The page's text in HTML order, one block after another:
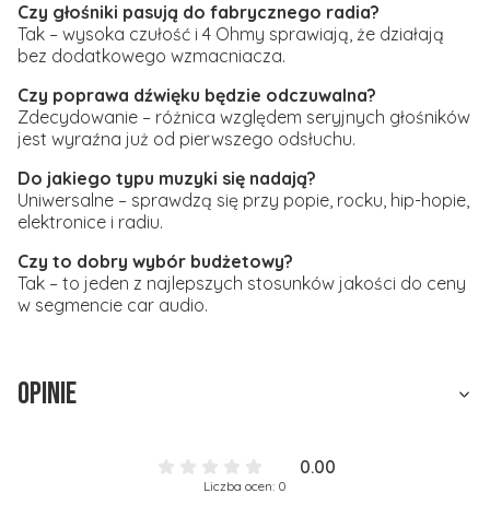
Czy głośniki pasują do fabrycznego radia?
Tak – wysoka czułość i 4 Ohmy sprawiają, że działają
bez dodatkowego wzmacniacza.
Czy poprawa dźwięku będzie odczuwalna?
Zdecydowanie – różnica względem seryjnych głośników
jest wyraźna już od pierwszego odsłuchu.
Do jakiego typu muzyki się nadają?
Uniwersalne – sprawdzą się przy popie, rocku, hip-hopie,
elektronice i radiu.
Czy to dobry wybór budżetowy?
Tak – to jeden z najlepszych stosunków jakości do ceny
w segmencie car audio.
Opinie
0.00
Liczba ocen: 0